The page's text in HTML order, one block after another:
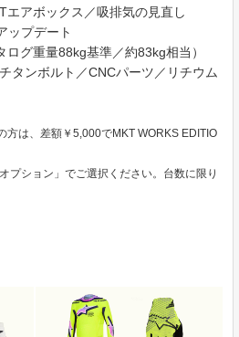
エアボックス／吸排気の見直し
ップデート
ログ重量88kg基準／約83kg相当）
タンボルト／CNCパーツ／リチウム
は、差額￥5,000でMKT WORKS EDITIO
プション」でご選択ください。台数に限り